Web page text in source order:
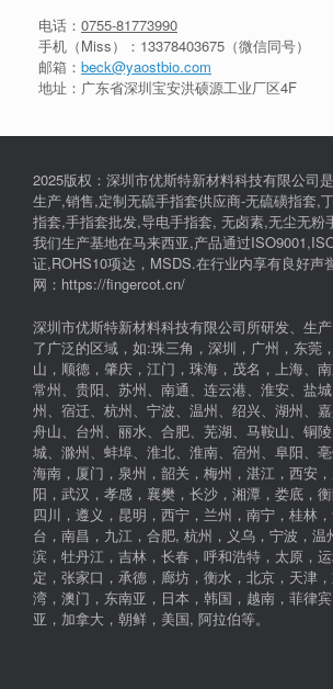
电话： 0755-81773990
手机（Miss）： 13378403675 （微信同号）
邮箱： beck@yaostbio.com
地址：广东省深圳宝安洪硕源工业厂区4F
2025版权：深圳市优斯特新材料科技有限公司
生产,销售,定制无硫手指套供应商-无硫磺指套,
指套,手指套批发,导电手指套, 无卤素,无尘无粉
我们生产基地在马来西亚,产品通过
证,ROHS10项达，MSDS.在行业内享有良好声
网：https://fingercot.cn/
深圳市优斯特新材料科技有限公司所研发、生
了广泛的区域，如:珠三角，深圳，广州，东莞
山，顺德，肇庆，江门，珠海，茂名，上海、南
常州、贵阳、苏州、南通、连云港、淮安、盐
州、宿迁、杭州、宁波、温州、绍兴、湖州、嘉
舟山、台州、丽水、合肥、芜湖、马鞍山、铜
城、滁州、蚌埠、淮北、淮南、宿州、阜阳、
海南，厦门，泉州，韶关，梅州，湛江，西安
阳，武汉，孝感，襄樊，长沙，湘潭，娄底，
四川，遵义，昆明，西宁，兰州，南宁，桂林
台，南昌，九江，合肥, 杭州，义乌，宁波，温
滨，牡丹江，吉林，长春，呼和浩特，太原，
定，张家口，承德，廊坊，衡水，北京，天津
湾，澳门，东南亚，日本，韩国，越南，菲律
亚，加拿大，朝鲜，美国, 阿拉伯等。